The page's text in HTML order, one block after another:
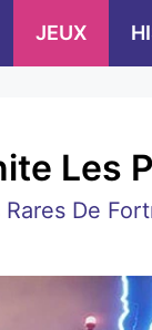
JEUX
Les
De